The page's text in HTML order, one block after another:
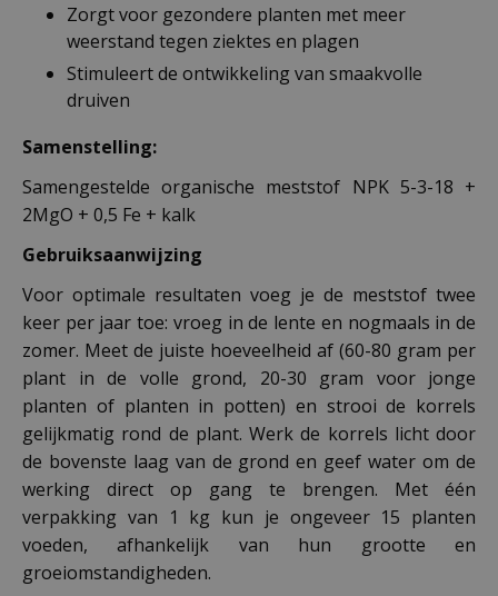
Zorgt voor gezondere planten met meer
weerstand tegen ziektes en plagen
Stimuleert de ontwikkeling van smaakvolle
druiven
Samenstelling:
Samengestelde organische meststof NPK 5-3-18 +
2MgO + 0,5 Fe + kalk
Gebruiksaanwijzing
Voor optimale resultaten voeg je de meststof twee
keer per jaar toe: vroeg in de lente en nogmaals in de
zomer. Meet de juiste hoeveelheid af (60-80 gram per
plant in de volle grond, 20-30 gram voor jonge
planten of planten in potten) en strooi de korrels
gelijkmatig rond de plant. Werk de korrels licht door
de bovenste laag van de grond en geef water om de
werking direct op gang te brengen. Met één
verpakking van 1 kg kun je ongeveer 15 planten
voeden, afhankelijk van hun grootte en
groeiomstandigheden.